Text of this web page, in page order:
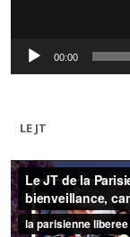
00:00
LE JT
Lecteur
vidéo